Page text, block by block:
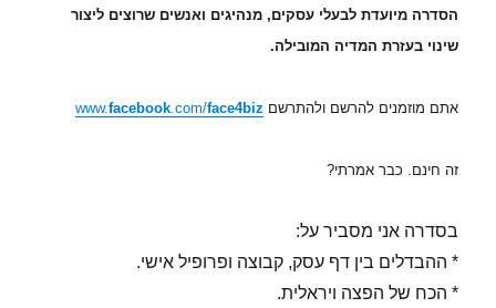
הסדרה מיועדת לבעלי עסקים, מנהיגים ואנשים שרוצים ליצור
שינוי בעזרת המדיה המובילה.
אתם מוזמנים להרשם ולהתרשם www.facebook.com/face4biz
זה חינם. כבר אמרתי?
בסדרה אני מסביר על:
* ההבדלים בין דף עסק, קבוצה ופרופיל אישי.
* הכח של הפצה ויראלית.